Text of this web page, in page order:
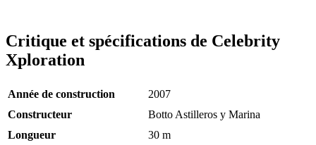
Critique et spécifications de Celebrity
Xploration
Année de construction
2007
Constructeur
Botto Astilleros y Marina
Longueur
30 m